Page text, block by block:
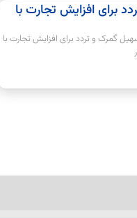
برای افزایش تجارت با
گمرک و تردد برای افزایش تجارت با